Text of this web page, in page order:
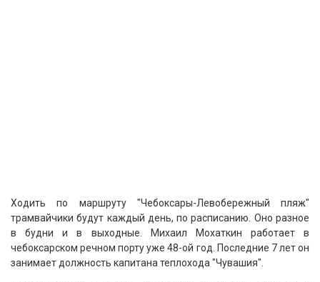
Ходить по маршруту "Чебоксары-Левобережный пляж"
трамвайчики будут каждый день, по расписанию. Оно разное
в будни и в выходные. Михаил Мохаткин работает в
чебоксарском речном порту уже 48-ой год. Последние 7 лет он
занимает должность капитана теплохода "Чувашия".